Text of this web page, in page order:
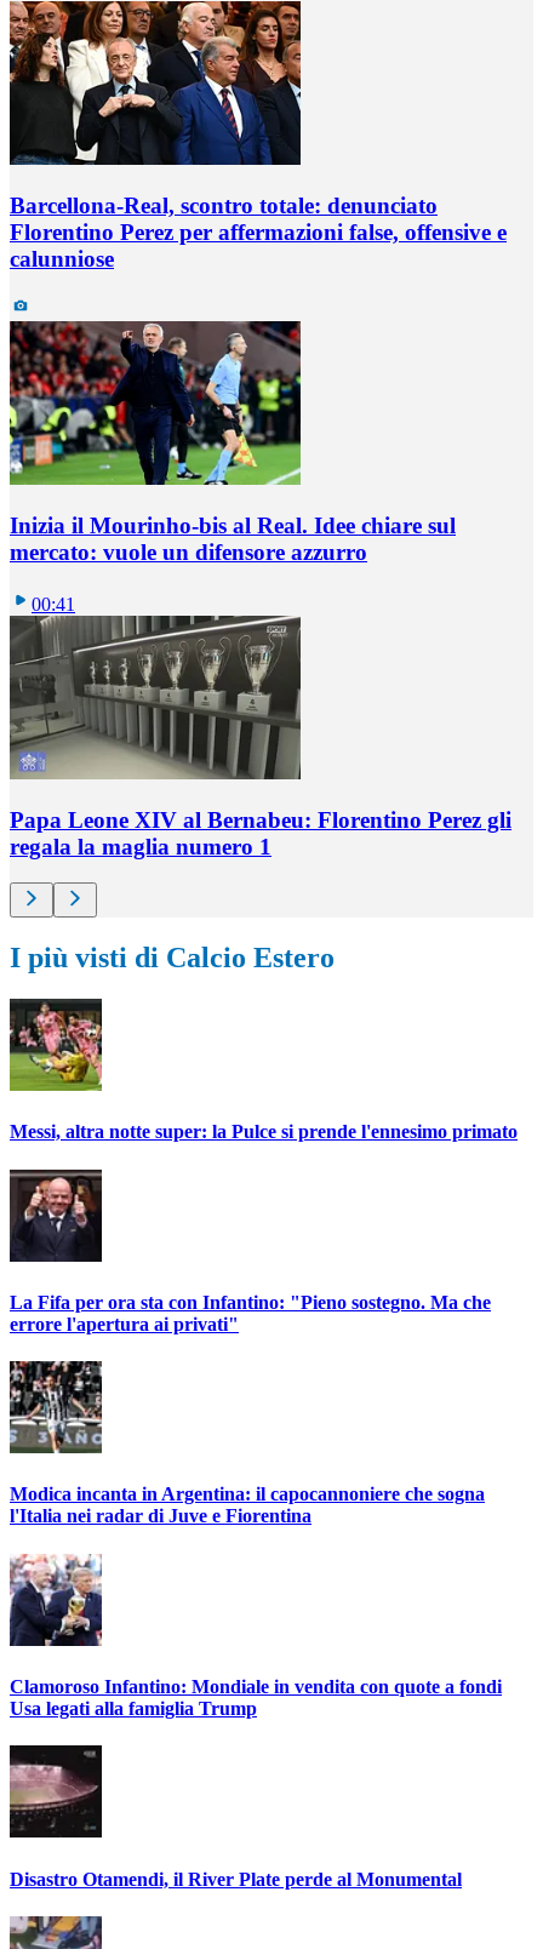
Barcellona-Real, scontro totale: denunciato
Florentino Perez per affermazioni false, offensive e
calunniose
Inizia il Mourinho-bis al Real. Idee chiare sul
mercato: vuole un difensore azzurro
00:41
Papa Leone XIV al Bernabeu: Florentino Perez gli
regala la maglia numero 1
I più visti di Calcio Estero
Messi, altra notte super: la Pulce si prende l'ennesimo primato
La Fifa per ora sta con Infantino: "Pieno sostegno. Ma che
errore l'apertura ai privati"
Modica incanta in Argentina: il capocannoniere che sogna
l'Italia nei radar di Juve e Fiorentina
Clamoroso Infantino: Mondiale in vendita con quote a fondi
Usa legati alla famiglia Trump
Disastro Otamendi, il River Plate perde al Monumental